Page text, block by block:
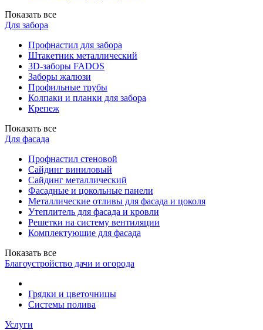
Показать все
Для забора
Профнастил для забора
Штакетник металлический
3D-заборы FADOS
Заборы жалюзи
Профильные трубы
Колпаки и планки для забора
Крепеж
Показать все
Для фасада
Профнастил стеновой
Сайдинг виниловый
Сайдинг металлический
Фасадные и цокольные панели
Металлические отливы для фасада и цоколя
Утеплитель для фасада и кровли
Решетки на систему вентиляции
Комплектующие для фасада
Показать все
Благоустройство дачи и огорода
Грядки и цветочницы
Системы полива
Услуги